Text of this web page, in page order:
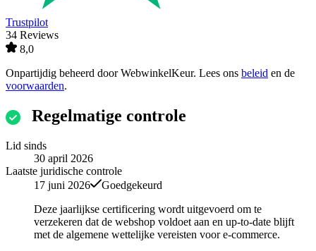
Trustpilot
34 Reviews
8,0
Onpartijdig beheerd doorWebwinkelKeur. Lees ons beleid en de
voorwaarden.
Regelmatige controle
Lid sinds
30 april 2026
Laatste juridische controle
17 juni 2026
Goedgekeurd
Deze jaarlijkse certificering wordt uitgevoerd om te
verzekeren dat de webshop voldoet aan en up-to-date blijft
met de algemene wettelijke vereisten voor e-commerce.